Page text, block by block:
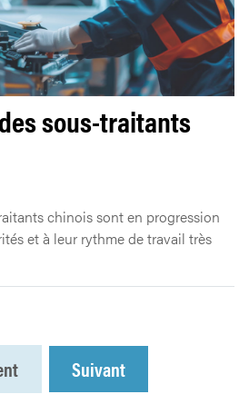
sous-traitants
chinois sont en progression
et à leur rythme de travail très
Suivant